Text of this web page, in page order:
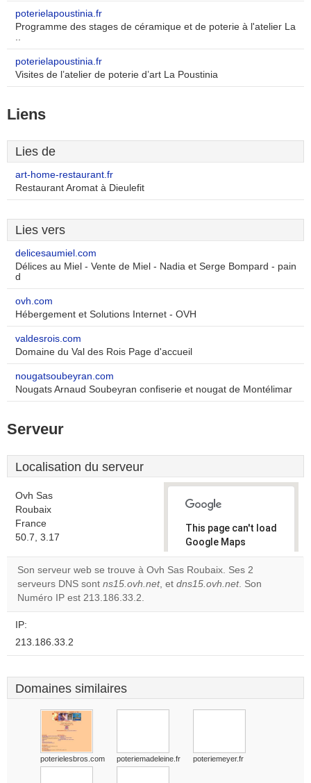
poterielapoustinia.fr
Programme des stages de céramique et de poterie à l'atelier La
..
poterielapoustinia.fr
Visites de l’atelier de poterie d’art La Poustinia
Liens
Lies de
art-home-restaurant.fr
Restaurant Aromat à Dieulefit
Lies vers
delicesaumiel.com
Délices au Miel - Vente de Miel - Nadia et Serge Bompard - pain
d
ovh.com
Hébergement et Solutions Internet - OVH
valdesrois.com
Domaine du Val des Rois Page d'accueil
nougatsoubeyran.com
Nougats Arnaud Soubeyran confiserie et nougat de Montélimar
Serveur
Localisation du serveur
Ovh Sas
Roubaix
France
50.7, 3.17
This page can't load
Google Maps
correctly.
Do you
Son serveur web se trouve à Ovh Sas Roubaix. Ses 2
serveurs DNS sont ns15.ovh.net, et dns15.ovh.net. Son
Numéro IP est 213.186.33.2.
IP:
213.186.33.2
Domaines similaires
poterielesbros.com poteriemadeleine.fr poteriemeyer.fr